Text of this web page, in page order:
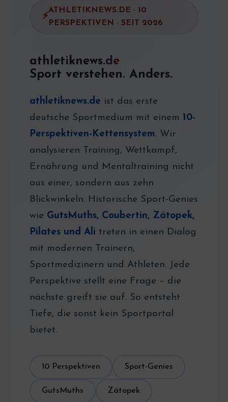
ATHLETIKNEWS.DE · 10
PERSPEKTIVEN · SEIT 2026
athletiknews.de
Sport verstehen. Anders.
athletiknews.de ist das erste
deutsche Sportmedium mit einem 10-
Perspektiven-Kettensystem. Wir
analysieren Training, Wettkampf,
Ernährung und Mentaltraining nicht
aus einer, sondern aus zehn
Blickwinkeln. Historische Sport-Genies
wie GutsMuths, Coubertin, Zátopek,
Pilates und Ali treten in einen Dialog
mit modernen Trainern,
Sportmedizinern und Athleten. Jede
Perspektive stellt eine Frage – die
nächste greift sie auf. So entsteht
Tiefe, die sonst kein Sportportal
bietet.
10 Perspektiven Sport-Genies
GutsMuths Zátopek